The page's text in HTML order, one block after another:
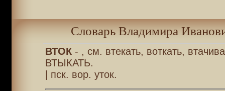
Словарь Владимира
ВТОК- , см. втекать, воткать,
ВТЫКАТЬ.
| пск. вор. уток.